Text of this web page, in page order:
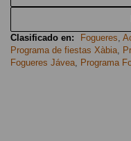
Clasificado en:
Fogueres
Programa de fiestas Xàbia
Fogueres Jávea Programa